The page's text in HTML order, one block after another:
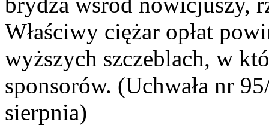
Właściwy ciężar opłat
wyższych szczeblach, w
sponsorów. (Uchwała nr
sierpnia)